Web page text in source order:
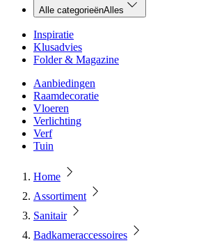
Alle categorieënAlles
Inspiratie
Klusadvies
Folder & Magazine
Aanbiedingen
Raamdecoratie
Vloeren
Verlichting
Verf
Tuin
Home
Assortiment
Sanitair
Badkameraccessoires